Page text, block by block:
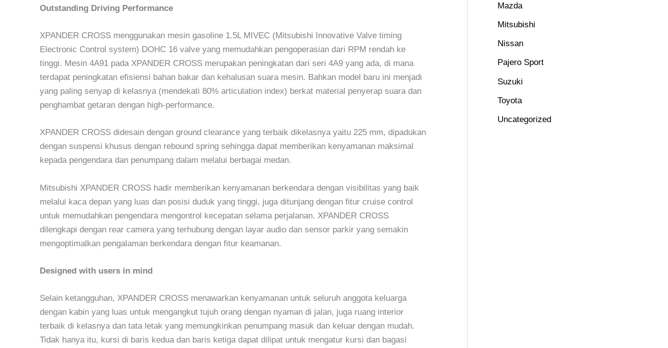
Outstanding Driving Performance
XPANDER CROSS menggunakan mesin gasoline 1.5L MIVEC (Mitsubishi Innovative Valve timing
Electronic Control system) DOHC 16 valve yang memudahkan pengoperasian dari RPM rendah ke
tinggi. Mesin 4A91 pada XPANDER CROSS merupakan peningkatan dari seri 4A9 yang ada, di mana
terdapat peningkatan efisiensi bahan bakar dan kehalusan suara mesin. Bahkan model baru ini menjadi
yang paling senyap di kelasnya (mendekati 80% articulation index) berkat material penyerap suara dan
penghambat getaran dengan high-performance.
XPANDER CROSS didesain dengan ground clearance yang terbaik dikelasnya yaitu 225 mm, dipadukan
dengan suspensi khusus dengan rebound spring sehingga dapat memberikan kenyamanan maksimal
kepada pengendara dan penumpang dalam melalui berbagai medan.
Mitsubishi XPANDER CROSS hadir memberikan kenyamanan berkendara dengan visibilitas yang baik
melalui kaca depan yang luas dan posisi duduk yang tinggi, juga ditunjang dengan fitur cruise control
untuk memudahkan pengendara mengontrol kecepatan selama perjalanan. XPANDER CROSS
dilengkapi dengan rear camera yang terhubung dengan layar audio dan sensor parkir yang semakin
mengoptimalkan pengalaman berkendara dengan fitur keamanan.
Designed with users in mind
Selain ketangguhan, XPANDER CROSS menawarkan kenyamanan untuk seluruh anggota keluarga
dengan kabin yang luas untuk mengangkut tujuh orang dengan nyaman di jalan, juga ruang interior
terbaik di kelasnya dan tata letak yang memungkinkan penumpang masuk dan keluar dengan mudah.
Tidak hanya itu, kursi di baris kedua dan baris ketiga dapat dilipat untuk mengatur kursi dan bagasi
Mazda
Mitsubishi
Nissan
Pajero Sport
Suzuki
Toyota
Uncategorized